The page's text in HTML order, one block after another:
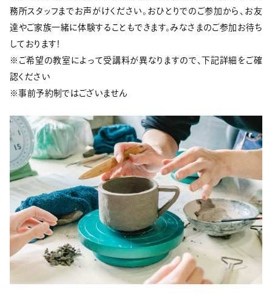
務所スタッフまでお声がけください。おひとりでのご参加から、お友
達やご家族一緒に体験することもできます。みなさまのご参加お待ち
しております！
※ご希望の教室によって受講料が異なりますので、下記詳細をご確
認ください
※事前予約制ではございません